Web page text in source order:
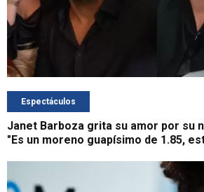
Espectáculos
Janet Barboza grita su amor por su
"Es un moreno guapísimo de 1.85,